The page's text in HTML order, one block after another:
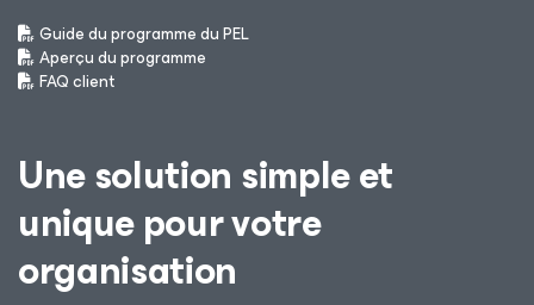
Guide du programme du PEL
Aperçu du programme
FAQ client
Une solution simple et
unique pour votre
organisation